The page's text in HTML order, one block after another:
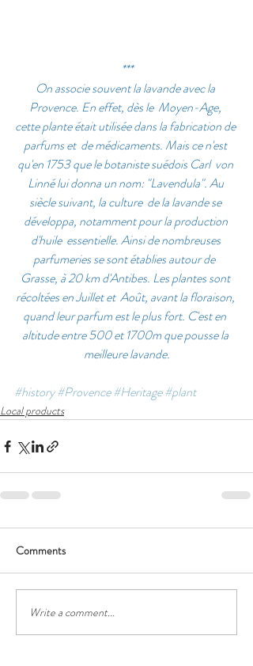
***
On associe souvent la lavande avec la
Provence. En effet, dès le  Moyen-Age,
cette plante était utilisée dans la fabrication de
parfums et  de médicaments. Mais ce n'est
qu'en 1753 que le botaniste suédois Carl  von
Linné lui donna un nom: "Lavendula". Au
siècle suivant, la culture  de la lavande se
développa, notamment pour la production
d'huile  essentielle. Ainsi de nombreuses
parfumeries se sont établies autour de
Grasse, à 20 km d'Antibes. Les plantes sont
récoltées en Juillet et  Août, avant la floraison,
quand leur parfum est le plus fort. C'est en
altitude entre 500 et 1700m que pousse la
meilleure lavande.
#history #Provence #Heritage #plant
Local products
Comments
Write a comment...